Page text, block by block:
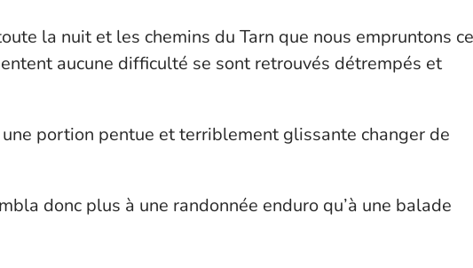
la nuit et les chemins du Tarn que nous empruntons ce
aucune difficulté se sont retrouvés détrempés et
portion pentue et terriblement glissante changer de
donc plus à une randonnée enduro qu’à une balade